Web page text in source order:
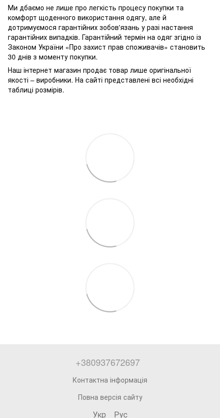
Ми дбаємо не лише про легкість процесу покупки та
комфорт щоденного використання одягу, але й
дотримуємося гарантійних зобов'язань у разі настання
гарантійних випадків. Гарантійний термін на одяг згідно із
Законом України «Про захист прав споживачів» становить
30 днів з моменту покупки.
Наш інтернет магазин продає товар лише оригінальної
якості – виробники. На сайті представлені всі необхідні
таблиці розмірів.
+380937672697
Контактна інформація
Повна версія сайту
Укр Рус